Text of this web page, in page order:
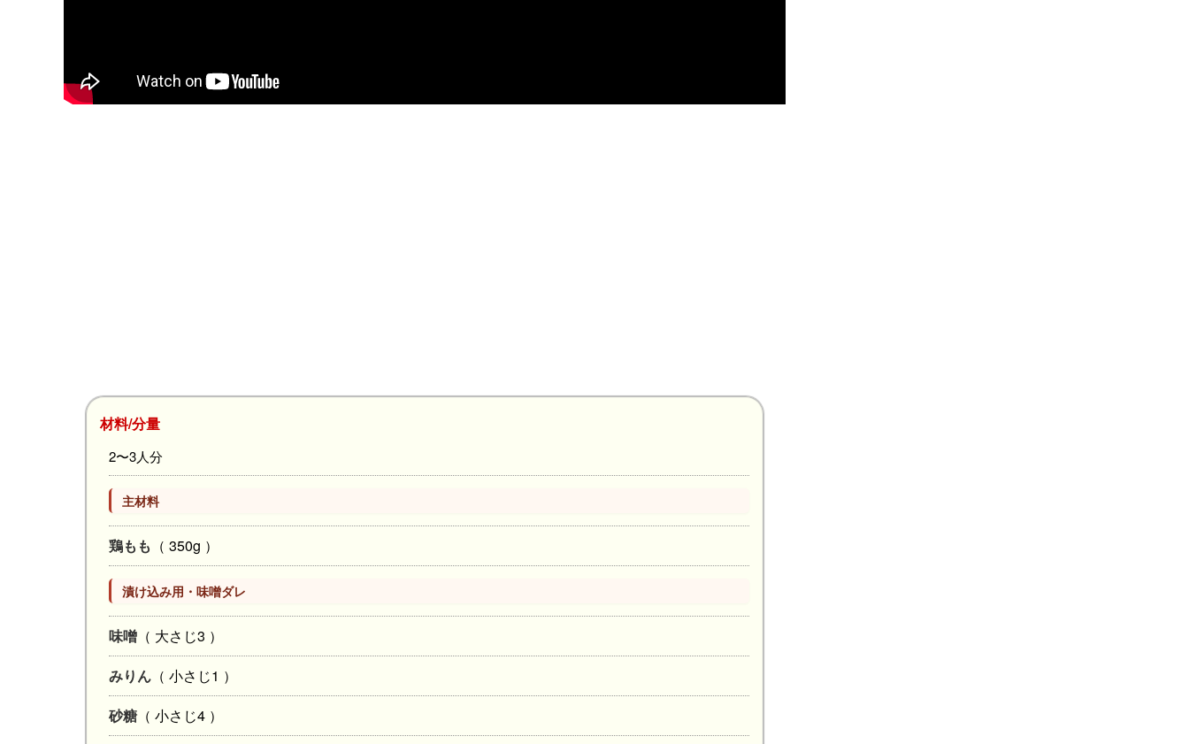
材料/分量
2〜3人分
主材料
鶏もも （ 350g ）
漬け込み用・味噌ダレ
味噌（ 大さじ3 ）
みりん（ 小さじ1 ）
砂糖（ 小さじ4 ）